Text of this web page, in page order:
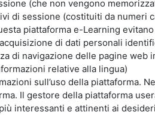
(che non vengono
di sessione (costituiti da
piattaforma e-Learning
di dati personali
di navigazione delle pagine
relative alla lingua)
sull’uso della piattaforma.
Il gestore della piattaforma
interessanti e attinenti ai